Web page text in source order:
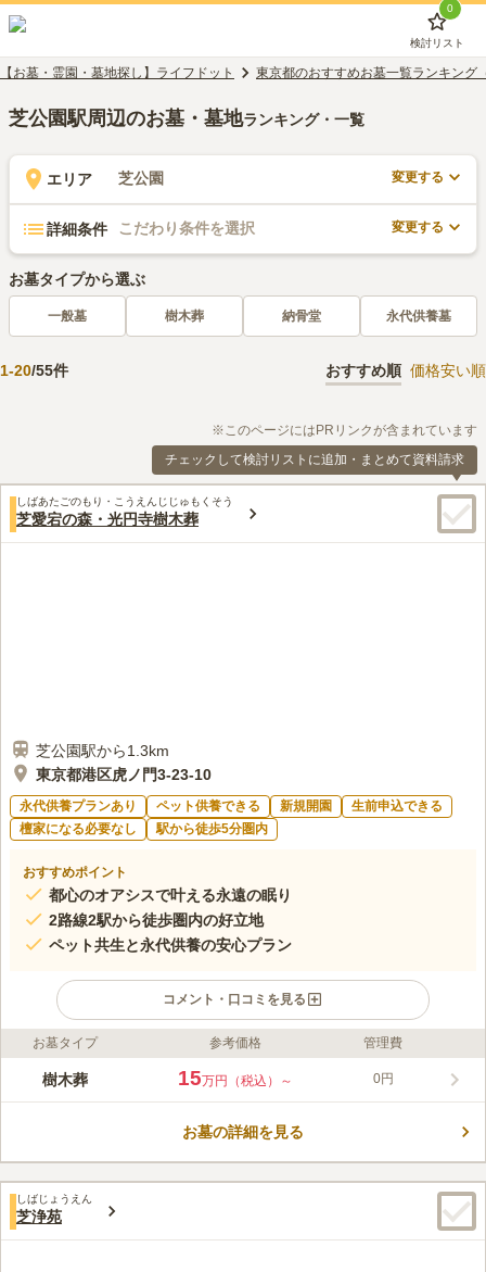
0
検討リスト
【お墓・霊園・墓地探し】ライフドット 東京都のおすすめお墓一覧ランキング
芝公園駅周辺のお墓・墓地ランキング・一覧
エリア 芝公園 変更する
詳細条件 こだわり条件を選択 変更する
お墓タイプから選ぶ
一般墓 樹木葬 納骨堂 永代供養墓
1-20/55件 おすすめ順 価格安い順
※このページにはPRリンクが含まれています
チェックして検討リストに追加・まとめて資料請求
しばあたごのもり・こうえんじじゅもくそう
芝愛宕の森・光円寺樹木葬
芝公園駅から1.3km
東京都港区虎ノ門3-23-10
永代供養プランあり ペット供養できる 新規開園
生前申込できる
檀家になる必要なし
駅から徒歩5分圏内
おすすめポイント
都心のオアシスで叶える永遠の眠り
2路線2駅から徒歩圏内の好立地
ペット共生と永代供養の安心プラン
コメント・口コミを見る
ライフドット編集部のコメント
約400年の歴史を持つ光円寺の境内にオープン予定の樹木葬墓地
かからず、家族に負担を残しません。合葬墓「紅葉の碑」、個別
たり供養されます。 現在、改修工事中のため、駐車場はご利用
いただけません。詳しくはお問い合わせください。
口コミ評価
みんなの評価
50代女性
東京タワーがお墓から見えるのが感動でした。 愛宕神社や東京
お墓タイプ 参考価格 管理費
樹木葬 15万円（税込）～ 0円
お墓の詳細を見る
しばじょうえん
芝浄苑